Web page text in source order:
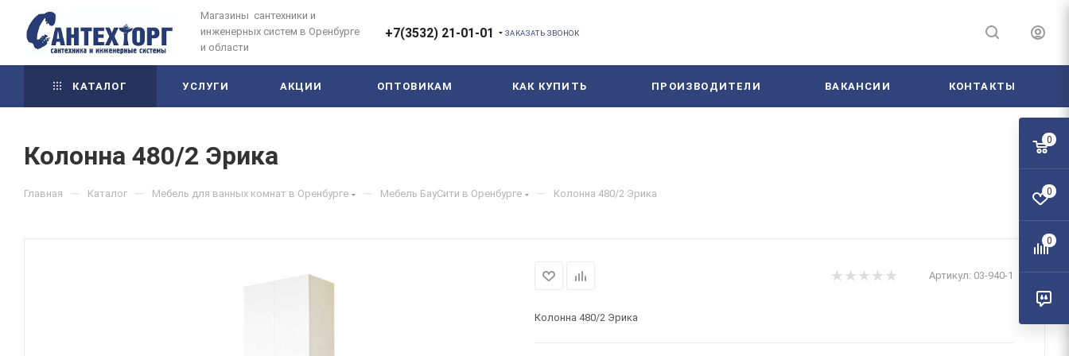
Магазины сантехники и
инженерных систем в Оренбурге
и области
+7(3532) 21-01-01 ЗАКАЗАТЬ ЗВОНОК
КАТАЛОГ УСЛУГИ АКЦИИ ОПТОВИКАМ КАК КУПИТЬ ПРОИЗВОДИТЕЛИ ВАКАНСИИ КОНТАКТЫ
Колонна 480/2 Эрика
Главная — Каталог — Мебель для ванных комнат в Оренбурге — Мебель БауСити в Оренбурге — Колонна 480/2 Эрика
Артикул: 03-940-1
Колонна 480/2 Эрика
0
0
0